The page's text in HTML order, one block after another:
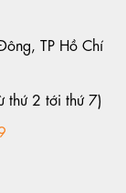
TP Hồ Chí
thứ 2 tới thứ 7)